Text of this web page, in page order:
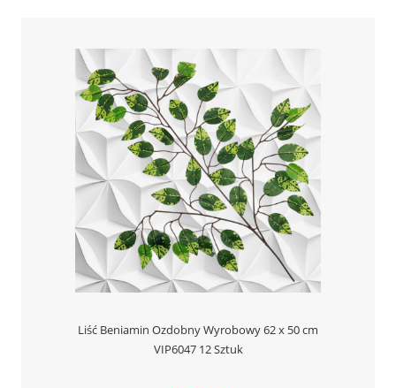
Liść Beniamin Ozdobny Wyrobowy 62 x 50 cm
VIP6047 12 Sztuk